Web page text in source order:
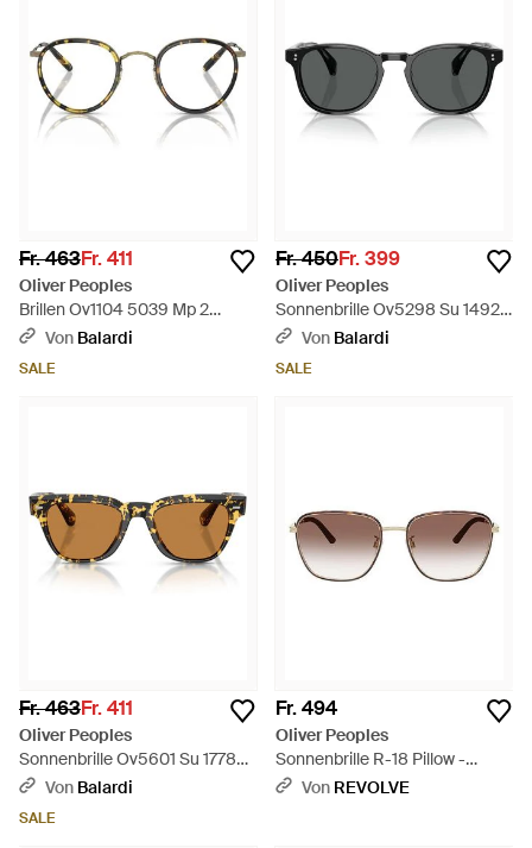
Fr. 463Fr. 411
Oliver Peoples
Brillen Ov1104 5039 Mp 2
Vintage Dtb Antik
Braun
Von Balardi
SALE
Fr. 450Fr. 399
Oliver Peoples
Sonnenbrille Ov5298 Su 1492
P2 Finley Esq
Unisex Polarisiert - Grau
Von Balardi
SALE
Fr. 463Fr. 411
Oliver Peoples
Sonnenbrille Ov5601 Su 177853
Rueny Tokyo
Braun
Von Balardi
SALE
Fr. 494
Oliver Peoples
Sonnenbrille R-18 Pillow -
Mehrfarbig
Von REVOLVE